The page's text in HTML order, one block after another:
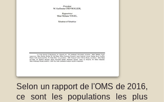
Selon un rapport de l'OMS de 2016,
ce sont les populations les plus